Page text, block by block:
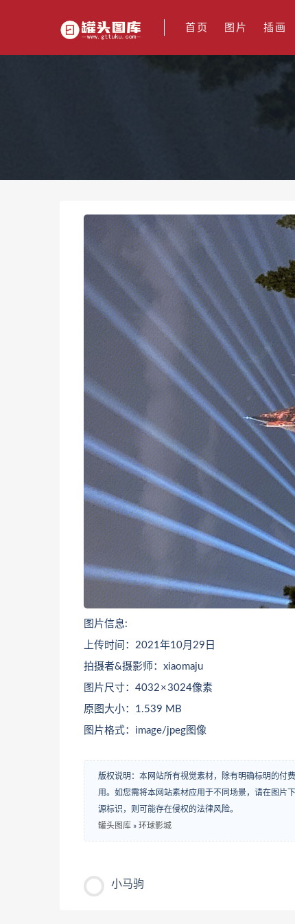
首页 图片 插画
图片信息:
上传时间：2021年10月29日
拍摄者&摄影师：xiaomaju
图片尺寸：4032 × 3024像素
原图大小：1.539 MB
图片格式：image/jpeg图像
版权说明：本网站所有视觉素材，除有明确标明的付
用。如您需将本网站素材应用于不同场景，请在图片
源标识，则可能存在侵权的法律风险。
罐头图库 » 环球影城
小马驹